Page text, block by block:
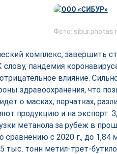
Фото:
комплекс, завершить
пандемия
влияние.
здравоохранения, что
о масках, перчатках,
продукцию и на экспорт.
метанола за рубеж в
с 2020 г., до 1,84
тыс. тонн метил-трет-